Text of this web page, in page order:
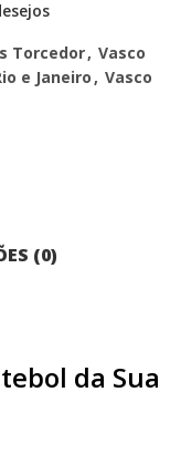
Torcedor, Vasco
e Janeiro , Vasco
(0)
da Sua